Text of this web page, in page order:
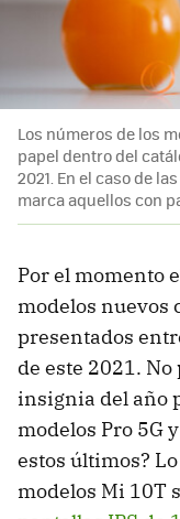
Los números de los
papel dentro del
2021. En el caso de
marca aquellos con
Por el momento
modelos nuevos
presentados
de este 2021.
insignia del año
modelos Pro 5G
estos últimos?
modelos Mi 10T